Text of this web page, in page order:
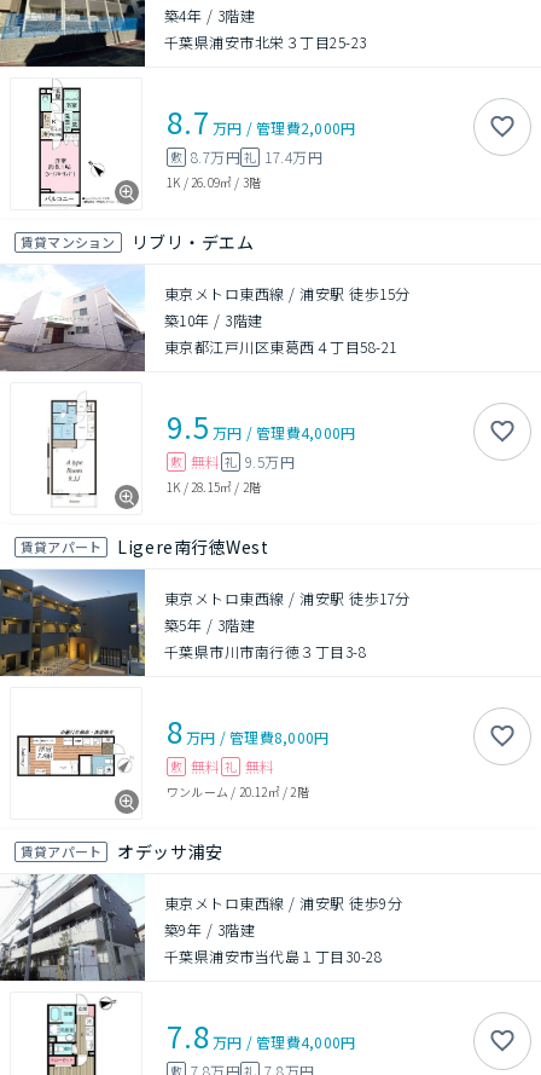
築4年 / 3階建
千葉県浦安市北栄３丁目25-23
8.7 万円 /管理費2,000円
敷 8.7万円礼 17.4万円
1K / 26.09㎡ / 3階
賃貸マンション リブリ・デエム
東京メトロ東西線 / 浦安駅 徒歩15分
築10年 / 3階建
東京都江戸川区東葛西４丁目58-21
9.5 万円 /管理費4,000円
敷 無料 礼 9.5万円
1K / 28.15㎡ / 2階
賃貸アパート Ligere南行徳West
東京メトロ東西線 / 浦安駅 徒歩17分
築5年 / 3階建
千葉県市川市南行徳３丁目3-8
8万円 /管理費8,000円
敷 無料 礼 無料
ワンルーム / 20.12㎡/ 2階
賃貸アパート オデッサ浦安
東京メトロ東西線 / 浦安駅 徒歩9分
築9年 / 3階建
千葉県浦安市当代島１丁目30-28
7.8万円 /管理費4,000円
敷 7.8万円礼 7.8万円